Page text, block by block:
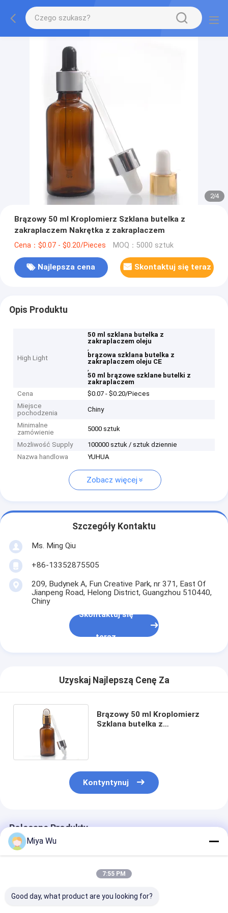
2/4
Brązowy 50 ml Kroplomierz Szklana butelka z
zakraplaczem Nakrętka z zakraplaczem
Cena：$0.07 - $0.20/Pieces MOQ：5000 sztuk
Najlepsza cena Skontaktuj się teraz
Opis Produktu
High Light
50 ml szklana butelka z
zakraplaczem oleju
,
brązowa szklana butelka z
zakraplaczem oleju CE
,
50 ml brązowe szklane butelki z
zakraplaczem
Cena
$0.07 - $0.20/Pieces
Miejsce
pochodzenia
Chiny
Minimalne
zamówienie
5000 sztuk
Możliwość Supply
100000 sztuk / sztuk dziennie
Nazwa handlowa
YUHUA
Zobacz więcej
Szczegóły Kontaktu
Ms. Ming Qiu
+86-13352875505
209, Budynek A, Fun Creative Park, nr 371, East Of
Jianpeng Road, Helong District, Guangzhou 510440,
Chiny
Skontaktuj się
teraz
Uzyskaj Najlepszą Cenę Za
Brązowy 50 ml Kroplomierz
Szklana butelka z
Kontyntynuj
Polecane Produkty
Miya Wu
7:55 PM
Good day, what product are you looking for?